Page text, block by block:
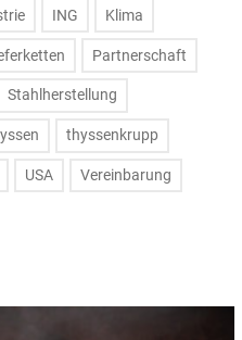
ING Klima
Partnerschaft
Stahlherstellung
thyssenkrupp
USA Vereinbarung